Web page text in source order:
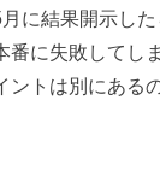
に結果開示し
番に失敗してし
ントは別にある